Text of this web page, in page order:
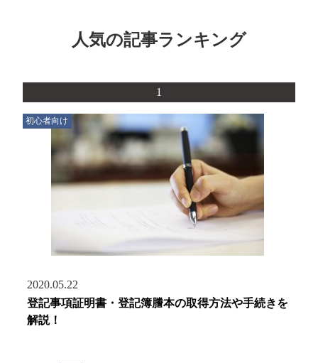
人気の記事ランキング
1
初心者向け
2020.05.22
登記事項証明書・登記簿謄本の取得方法や手続きを
解説！